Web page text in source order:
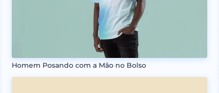
Homem Posando com a Mão no Bolso